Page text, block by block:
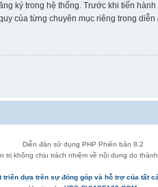
ký trong hệ thống. Trước khi tiến
của từng chuyên mục riêng trong diễn
Diễn đàn sử dụng PHP Phiên bản 8.2
trị không chịu trách nhiệm về nội dung do
triển dựa trên sự đóng góp và hỗ trợ của tất